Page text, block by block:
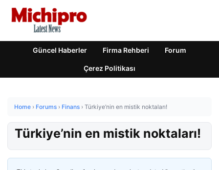
Güncel Haberler Firma Rehberi Forum
Çerez Politikası
Home › Forums › Finans › Türkiye’nin en mistik noktaları!
Türkiye’nin en mistik noktaları!